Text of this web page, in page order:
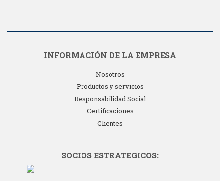
INFORMACIÓN DE LA EMPRESA
Nosotros
Productos y servicios
Responsabilidad Social
Certificaciones
Clientes
SOCIOS ESTRATEGICOS: